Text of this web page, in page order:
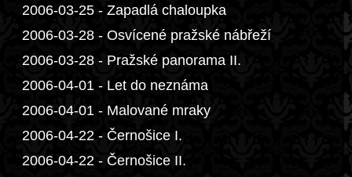
2006-03-25 - Zapadlá chaloupka
2006-03-28 - Osvícené pražské nábřeží
2006-03-28 - Pražské panorama II.
2006-04-01 - Let do neznáma
2006-04-01 - Malované mraky
2006-04-22 - Černošice I.
2006-04-22 - Černošice II.